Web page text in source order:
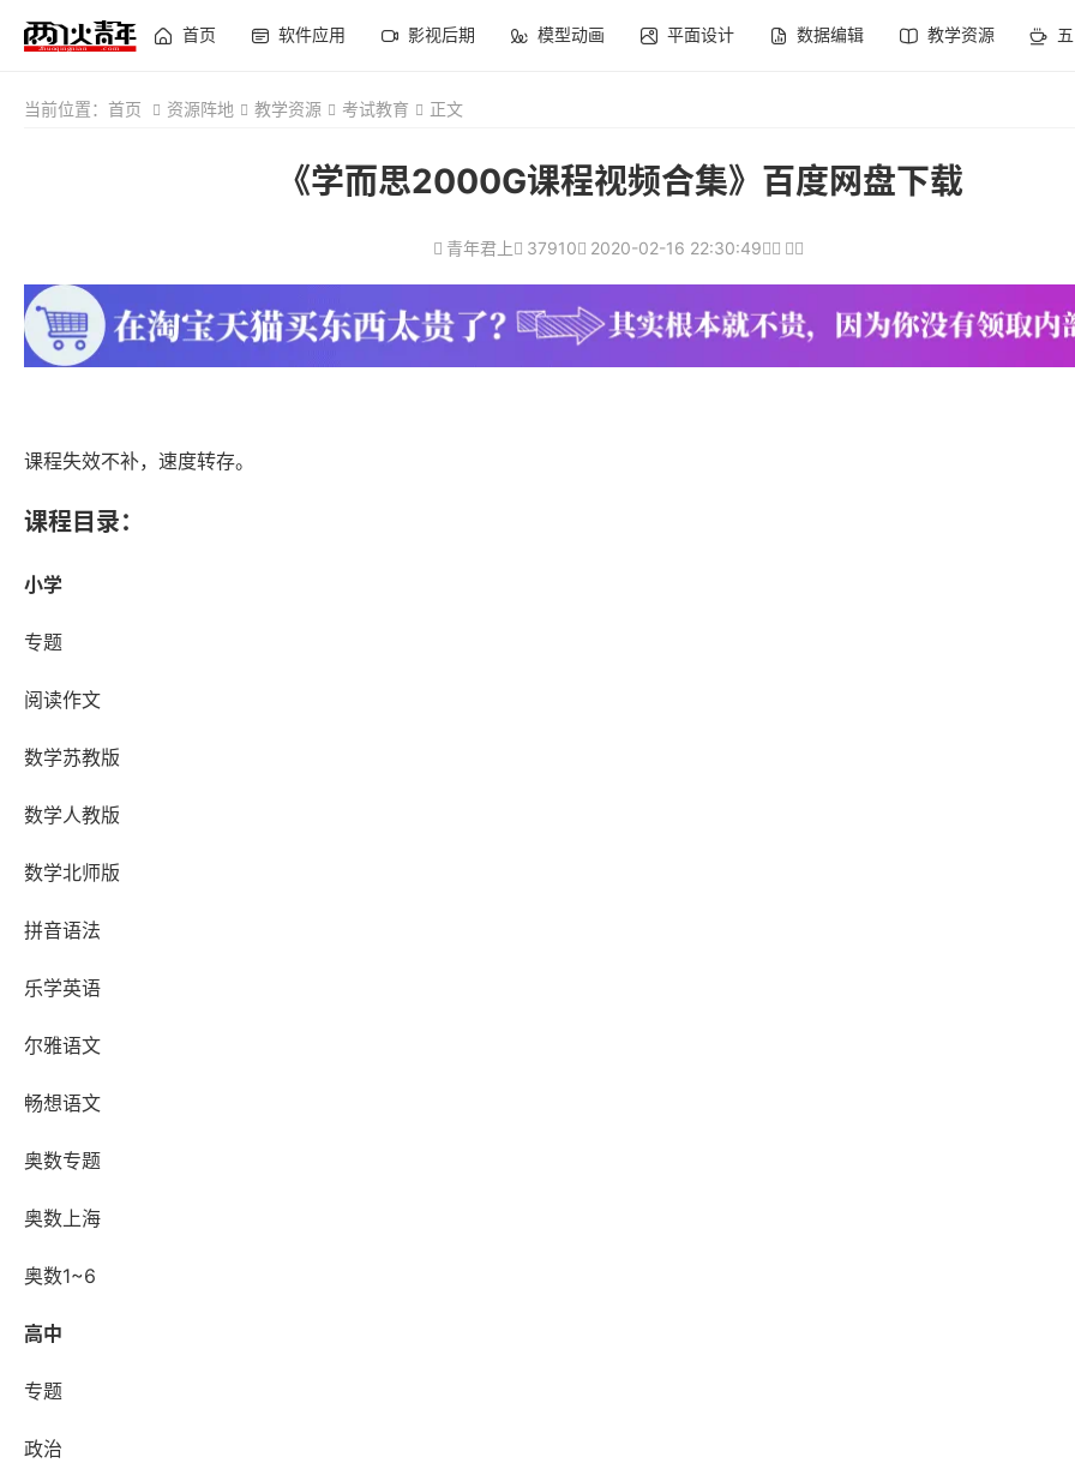
首页 软件应用 影视后期 模型动画 平面设计 数据编辑 教学资源
当前位置： 首页 资源阵地 教学资源 考试教育 正文
《学而思2000G课程视频合集》百度网盘下载
青年君上 37910 2020-02-16 22:30:49
课程失效不补，速度转存。
课程目录：
小学
专题
阅读作文
数学苏教版
数学人教版
数学北师版
拼音语法
乐学英语
尔雅语文
畅想语文
奥数专题
奥数上海
奥数1~6
高中
专题
政治